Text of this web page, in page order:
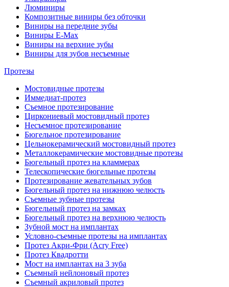
Люминиры
Композитные виниры без обточки
Виниры на передние зубы
Виниры E-Max
Виниры на верхние зубы
Виниры для зубов несъемные
Протезы
Мостовидные протезы
Иммедиат-протез
Съемное протезирование
Циркониевый мостовидный протез
Несъемное протезирование
Бюгельное протезирование
Цельнокерамический мостовидный протез
Металлокерамические мостовидные протезы
Бюгельный протез на кламмерах
Телескопические бюгельные протезы
Протезирование жевательных зубов
Бюгельный протез на нижнюю челюсть
Съемные зубные протезы
Бюгельный протез на замках
Бюгельный протез на верхнюю челюсть
Зубной мост на имплантах
Условно-съемные протезы на имплантах
Протез Акри-Фри (Acry Free)
Протез Квадротти
Мост на имплантах на 3 зуба
Съемный нейлоновый протез
Съемный акриловый протез